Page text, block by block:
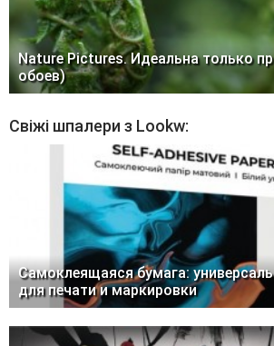
Nature Pictures. Идеальна только
обоев)
Свіжі шпалери з Lookw:
Самоклеящаяся бумага:
для печати и маркировки